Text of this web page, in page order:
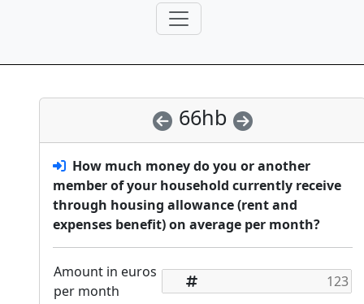
66hb
How much money do you or another
member of your household currently receive
through housing allowance (rent and
expenses benefit) on average per month?
Amount in euros
per month